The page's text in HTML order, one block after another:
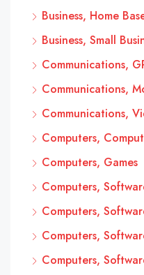
Business, Home
Business, Small
Communications,
Communications,
Communications,
Computers,
Computers, Games
Computers,
Computers,
Computers,
Computers,